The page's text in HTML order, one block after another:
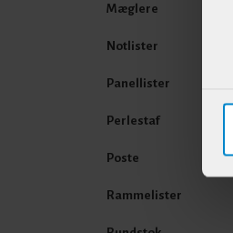
Mæglere
Notlister
Panellister
Perlestaf
Poste
Rammelister